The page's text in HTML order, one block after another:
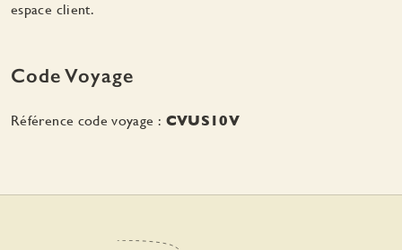
espace client.
Code Voyage
Référence code voyage : CVUS10V